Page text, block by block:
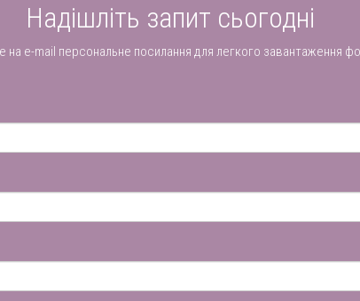
Надішліть запит сьогодні
на e-mail персональне посилання для легкого завантаження